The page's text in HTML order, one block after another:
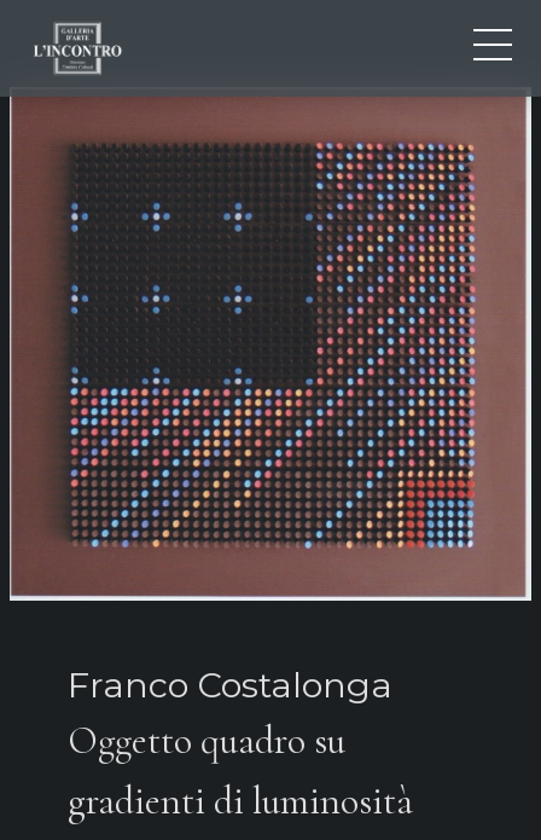
EN
FR
NEWS ED EVENTI
ARTISTI E OPERE
MOSTRE
CONTATTI
Franco Costalonga
Oggetto quadro su
gradienti di luminosità